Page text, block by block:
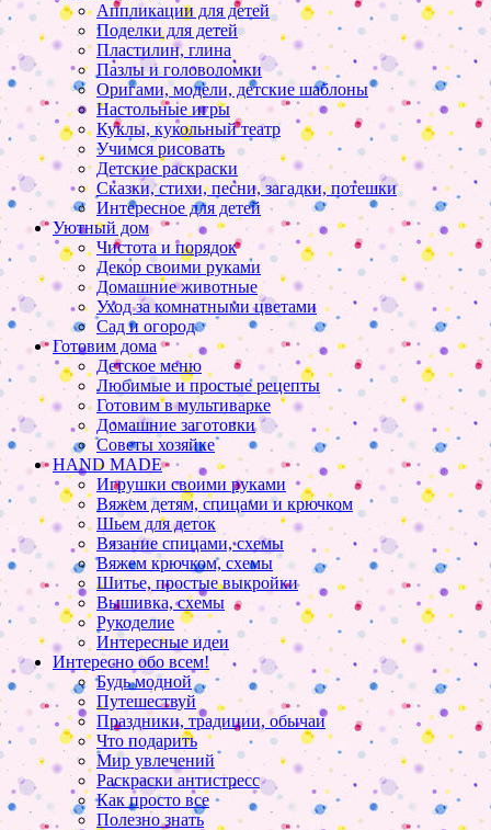
Аппликации для детей
Поделки для детей
Пластилин, глина
Пазлы и головоломки
Оригами, модели, детские шаблоны
Настольные игры
Куклы, кукольный театр
Учимся рисовать
Детские раскраски
Сказки, стихи, песни, загадки, потешки
Интересное для детей
Уютный дом
Чистота и порядок
Декор своими руками
Домашние животные
Уход за комнатными цветами
Сад и огород
Готовим дома
Детское меню
Любимые и простые рецепты
Готовим в мультиварке
Домашние заготовки
Советы хозяйке
HAND MADE
Игрушки своими руками
Вяжем детям, спицами и крючком
Шьем для деток
Вязание спицами, схемы
Вяжем крючком, схемы
Шитье, простые выкройки
Вышивка, схемы
Рукоделие
Интересные идеи
Интересно обо всем!
Будь модной
Путешествуй
Праздники, традиции, обычаи
Что подарить
Мир увлечений
Раскраски антистресс
Как просто все
Полезно знать